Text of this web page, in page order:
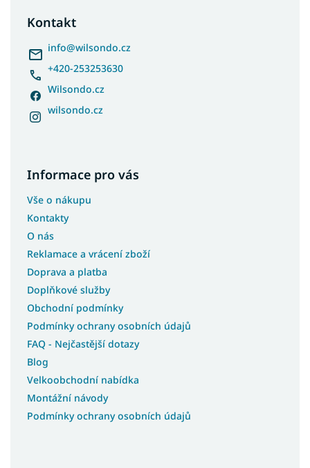
Kontakt
info@wilsondo.cz
+420-253253630
Wilsondo.cz
wilsondo.cz
Informace pro vás
Vše o nákupu
Kontakty
O nás
Reklamace a vrácení zboží
Doprava a platba
Doplňkové služby
Obchodní podmínky
Podmínky ochrany osobních údajů
FAQ - Nejčastější dotazy
Blog
Velkoobchodní nabídka
Montážní návody
Podmínky ochrany osobních údajů